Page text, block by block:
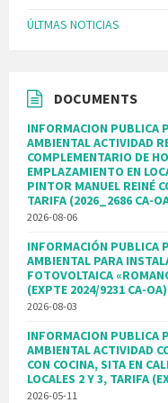
ÚLTMAS NOTICIAS
DOCUMENTS
INFORMACION PUBLICA
AMBIENTAL ACTIVIDAD
COMPLEMENTARIO DE
EMPLAZAMIENTO EN
PINTOR MANUEL REINÉ
TARIFA (2026_2686 CA-
2026-08-06
INFORMACIÓN PUBLICA
AMBIENTAL PARA
FOTOVOLTAICA
(EXPTE 2024/9231 CA-OA)
2026-08-03
INFORMACION PUBLICA
AMBIENTAL ACTIVIDAD
CON COCINA, SITA EN
LOCALES 2 Y 3, TARIFA
2026-05-11